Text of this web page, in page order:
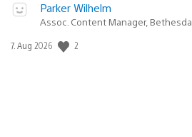
Parker Wilhelm
Assoc. Content Manager, Bethesda
Veröffentlichungsdatum:
7. Aug 2026 2